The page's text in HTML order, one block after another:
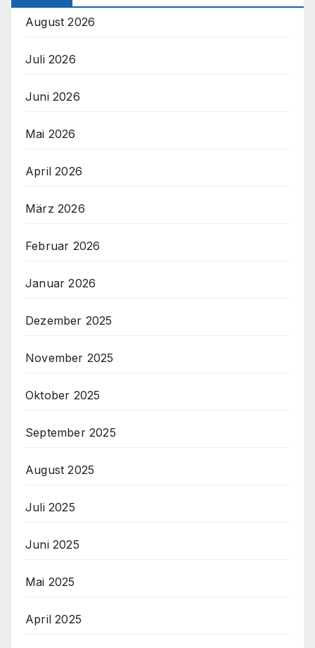
August 2026
Juli 2026
Juni 2026
Mai 2026
April 2026
März 2026
Februar 2026
Januar 2026
Dezember 2025
November 2025
Oktober 2025
September 2025
August 2025
Juli 2025
Juni 2025
Mai 2025
April 2025